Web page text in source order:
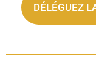
DÉLÉGUEZ